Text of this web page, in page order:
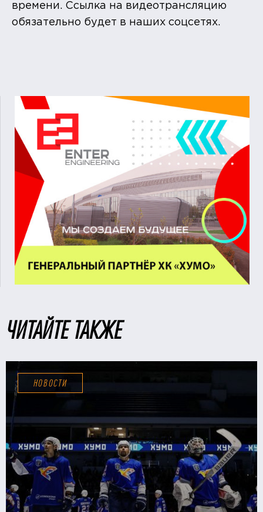
времени. Ссылка на видеотрансляцию
обязательно будет в наших соцсетях.
ЧИТАЙТЕ ТАКЖЕ
НОВОСТИ